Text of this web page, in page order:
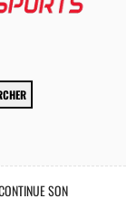
SON